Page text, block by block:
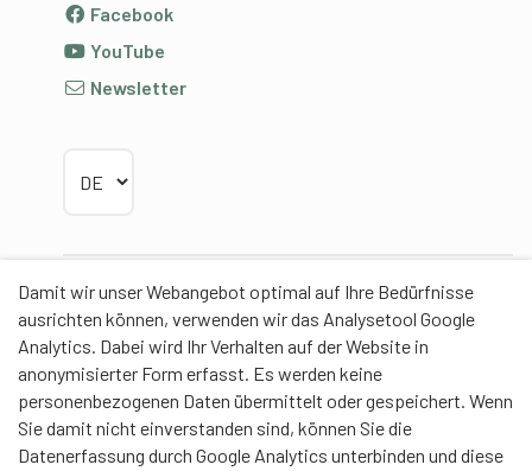
Damit wir unser Webangebot optimal auf Ihre Bedürfnisse
ausrichten können, verwenden wir das Analysetool Google
Analytics. Dabei wird Ihr Verhalten auf der Website in
anonymisierter Form erfasst. Es werden keine
personenbezogenen Daten übermittelt oder gespeichert. Wenn
Sie damit nicht einverstanden sind, können Sie die
Datenerfassung durch Google Analytics unterbinden und diese
Facebook
YouTube
Newsletter
Partner
Contentpartner